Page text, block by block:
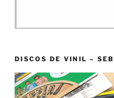
DISCOS DE VINIL –